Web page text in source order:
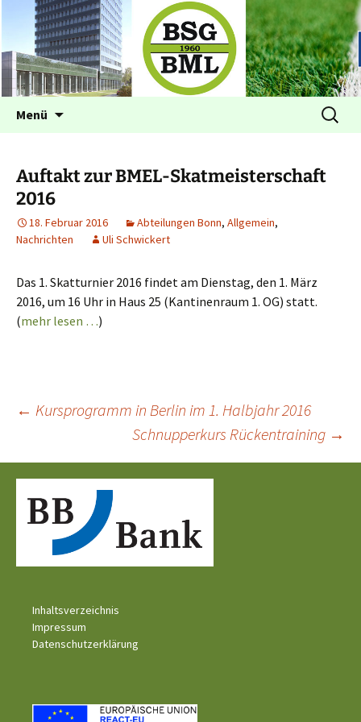
BSG im BML Bonn
Betriebssportgemeinschaft BML
Menü
Suchen
nach:
Auftakt zur BMEL-Skatmeisterschaft
2016
18. Februar 2016 Abteilungen Bonn, Allgemein,
Nachrichten
Uli Schwickert
Das 1. Skatturnier 2016 findet am Dienstag, den 1. März
2016, um 16 Uhr in Haus 25 (Kantinenraum 1. OG) statt.
(mehr lesen …)
Beitragsnavigation
← Kursprogramm in Berlin im 1. Halbjahr 2016
Schnupperkurs Rückentraining →
Inhaltsverzeichnis
Impressum
Datenschutzerklärung